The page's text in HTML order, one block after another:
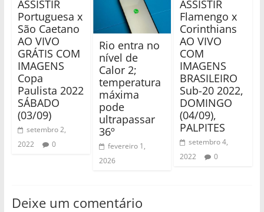
ASSISTIR
Portuguesa x
São Caetano
AO VIVO
GRÁTIS COM
IMAGENS
Copa
Paulista 2022
SÁBADO
(03/09)
setembro 2,
2022
0
Rio entra no
nível de
Calor 2;
temperatura
máxima
pode
ultrapassar
36º
fevereiro 1,
2026
ASSISTIR
Flamengo x
Corinthians
AO VIVO
COM
IMAGENS
BRASILEIRO
Sub-20 2022,
DOMINGO
(04/09),
PALPITES
setembro 4,
2022
0
Deixe um comentário